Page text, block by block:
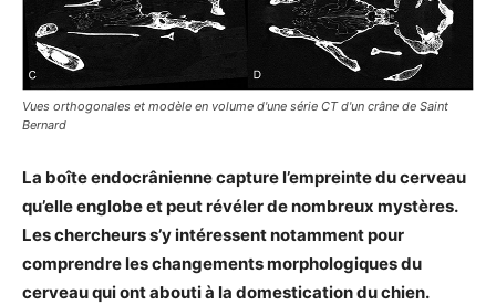
Vues orthogonales et modèle en volume d'une série CT d'un crâne de Saint
Bernard
La boîte endocrânienne capture l’empreinte du cerveau
qu’elle englobe et peut révéler de nombreux mystères.
Les chercheurs s’y intéressent notamment pour
comprendre les changements morphologiques du
cerveau qui ont abouti à la domestication du chien.